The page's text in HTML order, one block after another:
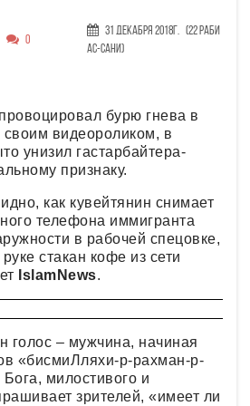
0
31 Декабря 2018г. (22 Раби
ас-сани)
бурю гнева в
своим видеороликом, в
унизил гастарбайтера-
признаку.
как кувейтянин снимает
телефона иммигранта
в рабочей спецовке,
стакан кофе из сети
IslamNews.
голос – мужчина, начиная
«бисмиЛляхи-р-рахман-р-
милостивого и
зрителей, «имеет ли